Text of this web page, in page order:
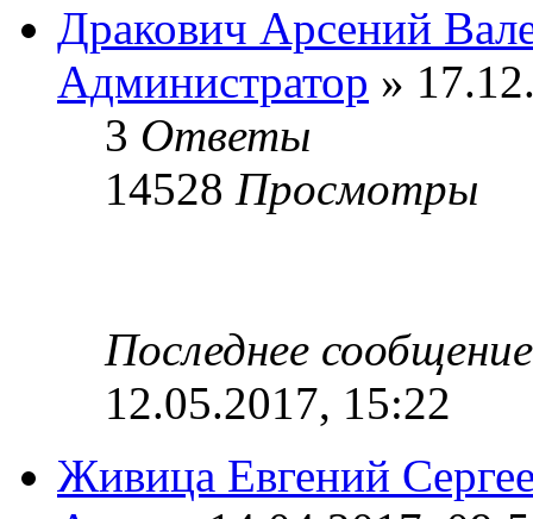
Дракович Арсений
Администратор »
3 Ответы
14528 Просмотры
Последнее
12.05.2017, 15:22
Живица Евгений